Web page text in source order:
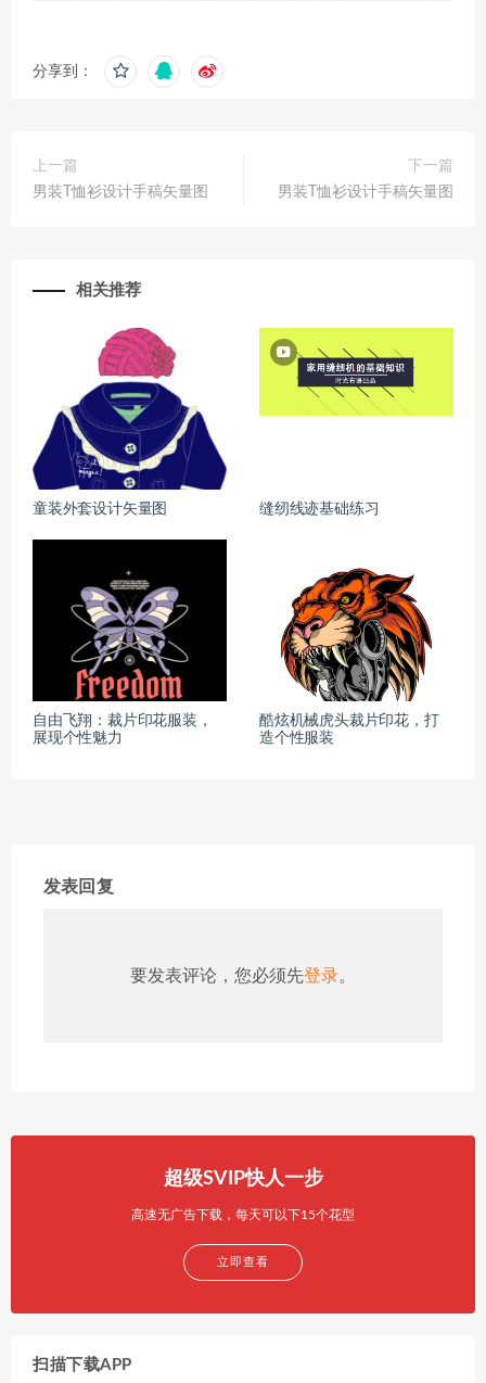
分享到：
上一篇
男装T恤衫设计手稿矢量图
下一篇
男装T恤衫设计手稿矢量图
相关推荐
童装外套设计矢量图 缝纫线迹基础练习
自由飞翔：裁片印花服装，
展现个性魅力
酷炫机械虎头裁片印花，打
造个性服装
发表回复
要发表评论，您必须先登录。
超级SVIP快人一步
高速无广告下载，每天可以下15个花型
立即查看
扫描下载APP